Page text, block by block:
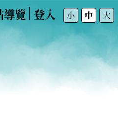
導覽 登入 小 中 大